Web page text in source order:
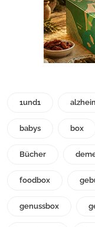
1und1
babys box
Bücher
foodbox
genussbox